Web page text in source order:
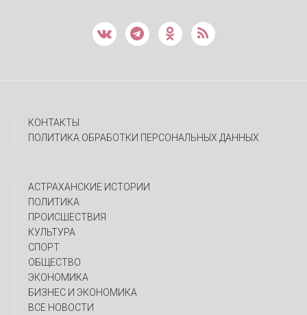
КОНТАКТЫ
ПОЛИТИКА ОБРАБОТКИ ПЕРСОНАЛЬНЫХ ДАННЫХ
АСТРАХАНСКИЕ ИСТОРИИ
ПОЛИТИКА
ПРОИСШЕСТВИЯ
КУЛЬТУРА
СПОРТ
ОБЩЕСТВО
ЭКОНОМИКА
БИЗНЕС И ЭКОНОМИКА
ВСЕ НОВОСТИ